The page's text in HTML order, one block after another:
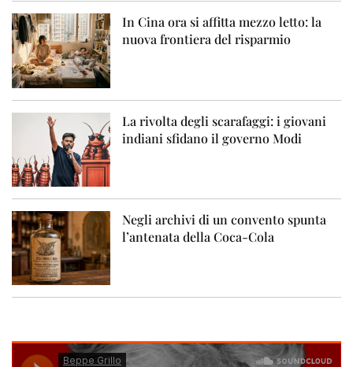
In Cina ora si affitta mezzo letto: la
nuova frontiera del risparmio
La rivolta degli scarafaggi: i giovani
indiani sfidano il governo Modi
Negli archivi di un convento spunta
l’antenata della Coca-Cola